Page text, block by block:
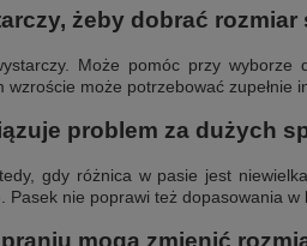
żeby dobrać rozmiar
Może pomóc przy
wzroście może potrzebować
problem za dużych
gdy różnica w pasie jest
Pasek nie poprawi też dopasowania
mogą zmienić